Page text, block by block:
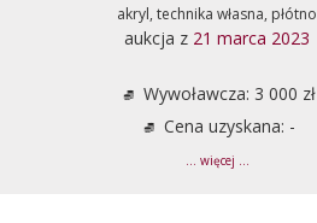
akryl, technika własna, płótno
aukcja z 21 marca 2023
Wywoławcza: 3 000 zł
Cena uzyskana: -
... więcej ...